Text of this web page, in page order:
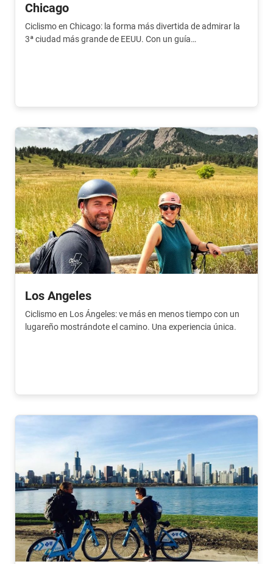
Chicago
Ciclismo en Chicago: la forma más divertida de admirar la
3ª ciudad más grande de EEUU. Con un guía
Los Angeles
Ciclismo en Los Ángeles: ve más en menos tiempo con un
lugareño mostrándote el camino. Una experiencia única.